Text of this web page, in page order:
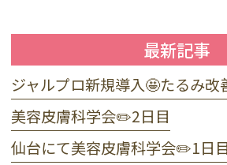
最新記事
美容皮膚科学会✏️2日目
仙台にて美容皮膚科学会✏️1日目